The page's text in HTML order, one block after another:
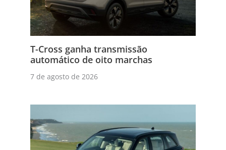
T-Cross ganha transmissão
automático de oito marchas
7 de agosto de 2026